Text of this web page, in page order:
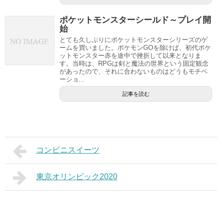
ポケットモンスターシールド～プレイ開
始
とても久しぶりにポケットモンスターシリーズのゲ
ームを買いました。ポケモンGOを除けば、初代ポケ
ットモンスター赤を途中で挫折して以来となりま
す。当時は、RPGは剣と魔法の世界という固定観念
があったので、それに合わないものはどうもモチベ
ーショ...
記事を読む
コンビニスイーツ
東京オリンピック2020